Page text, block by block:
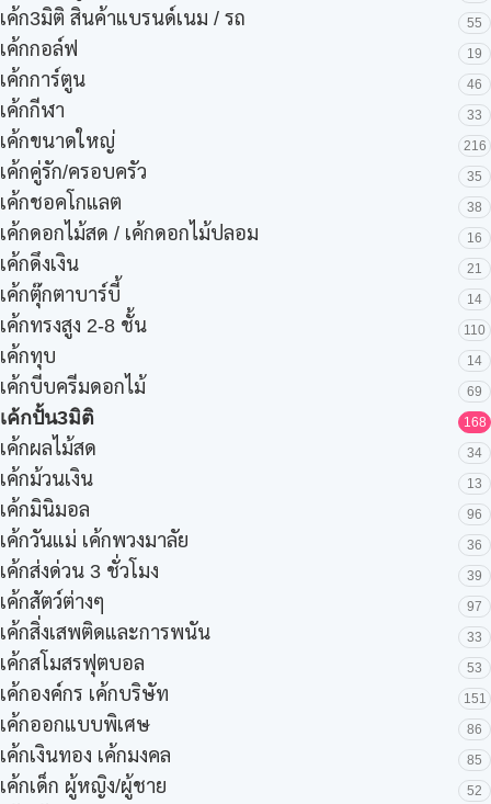
เค้ก3มิติ สินค้าแบรนด์เนม / รถ 55
เค้กกอล์ฟ 19
เค้กการ์ตูน 46
เค้กกีฬา 33
เค้กขนาดใหญ่ 216
เค้กคู่รัก/ครอบครัว 35
เค้กชอคโกแลต 38
เค้กดอกไม้สด / เค้กดอกไม้ปลอม 16
เค้กดึงเงิน 21
เค้กตุ๊กตาบาร์บี้ 14
เค้กทรงสูง 2-8 ชั้น 110
เค้กทุบ 14
เค้กบีบครีมดอกไม้ 69
เค้กปั้น3มิติ 168
เค้กผลไม้สด 34
เค้กม้วนเงิน 13
เค้กมินิมอล 96
เค้กวันแม่ เค้กพวงมาลัย 36
เค้กส่งด่วน 3 ชั่วโมง 39
เค้กสัตว์ต่างๆ 97
เค้กสิ่งเสพติดและการพนัน 33
เค้กสโมสรฟุตบอล 53
เค้กองค์กร เค้กบริษัท 151
เค้กออกแบบพิเศษ 86
เค้กเงินทอง เค้กมงคล 85
เค้กเด็ก ผู้หญิง/ผู้ชาย 52